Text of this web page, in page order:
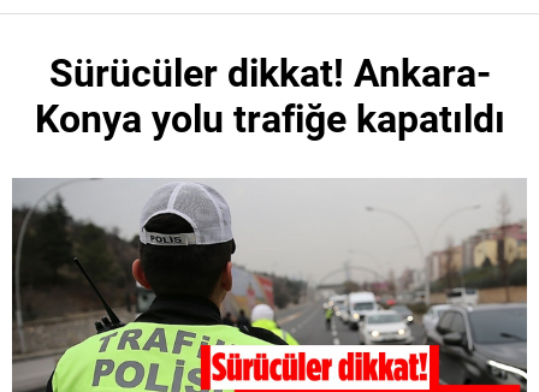
Sürücüler dikkat! Ankara-
Konya yolu trafiğe kapatıldı